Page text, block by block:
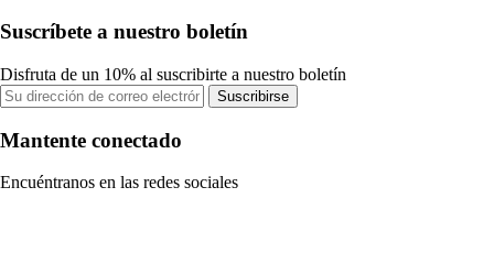
Suscríbete a nuestro boletín
Disfruta de un 10% al suscribirte a nuestro boletín
Suscribirse
Mantente conectado
Encuéntranos en las redes sociales